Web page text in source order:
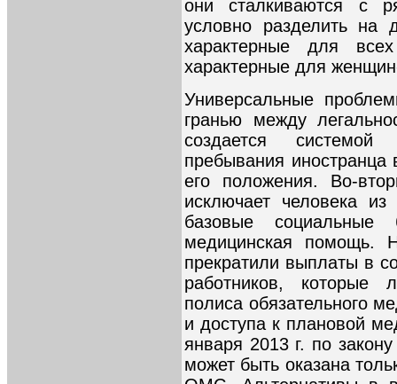
они сталкиваются с
условно разделить на
характерные для
характерные для
Универсальные
гранью между
создается системой
пребывания иностранца
его положения. Во-
исключает человека
базовые
медицинская помощь.
прекратили выплаты в
работников, которые
полиса обязательного
и доступа к плановой
января 2013 г. по
может быть оказана